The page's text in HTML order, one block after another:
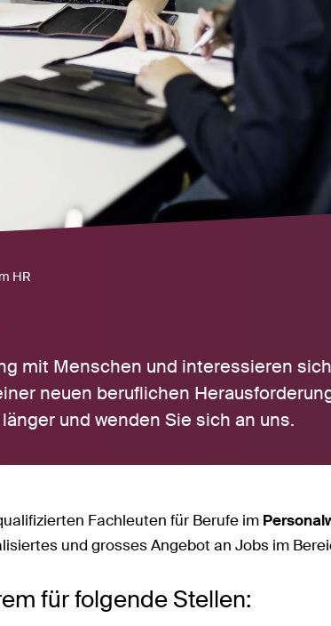
HR
mit Menschen und interessieren
neuen beruflichen
und wenden Sie sich an uns.
Fachleuten für Berufe im
und grosses Angebot an Jobs im
für folgende Stellen: